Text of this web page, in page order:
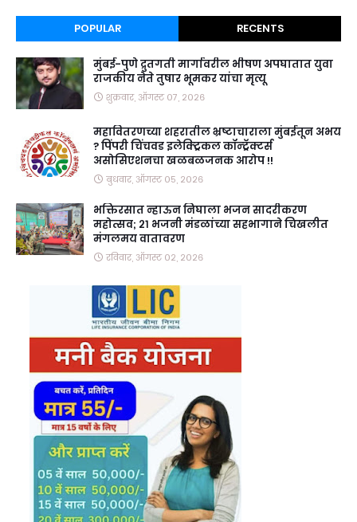
POPULAR RECENTS
मुंबई-पुणे द्रुतगती मार्गावरील भीषण अपघातात युवा
राजकीय नेते तुषार भूमकर यांचा मृत्यू
शुक्रवार, ऑगस्ट ०७, २०२६
महावितरणच्या शहरातील भ्रष्टाचाराला मुंबईतून अभय
? पिंपरी चिंचवड इलेक्ट्रिकल कॉन्ट्रॅक्टर्स
असोसिएशनचा खळबळजनक आरोप !!
बुधवार, ऑगस्ट ०५, २०२६
भक्तिरसात न्हाऊन निघाला भजन सादरीकरण
महोत्सव; २१ भजनी मंडळांच्या सहभागाने चिखलीत
मंगलमय वातावरण
रविवार, ऑगस्ट ०२, २०२६